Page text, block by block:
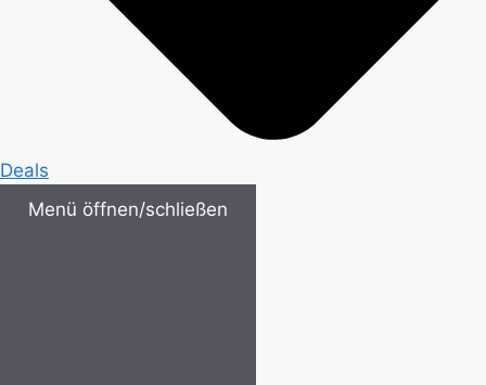
Deals
Menü öffnen/schließen